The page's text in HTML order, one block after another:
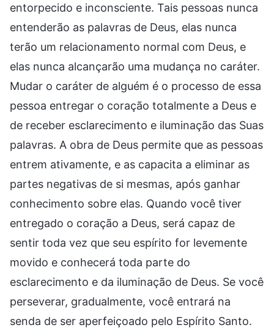
entorpecido e inconsciente. Tais pessoas nunca
entenderão as palavras de Deus, elas nunca
terão um relacionamento normal com Deus, e
elas nunca alcançarão uma mudança no caráter.
Mudar o caráter de alguém é o processo de essa
pessoa entregar o coração totalmente a Deus e
de receber esclarecimento e iluminação das Suas
palavras. A obra de Deus permite que as pessoas
entrem ativamente, e as capacita a eliminar as
partes negativas de si mesmas, após ganhar
conhecimento sobre elas. Quando você tiver
entregado o coração a Deus, será capaz de
sentir toda vez que seu espírito for levemente
movido e conhecerá toda parte do
esclarecimento e da iluminação de Deus. Se você
perseverar, gradualmente, você entrará na
senda de ser aperfeiçoado pelo Espírito Santo.